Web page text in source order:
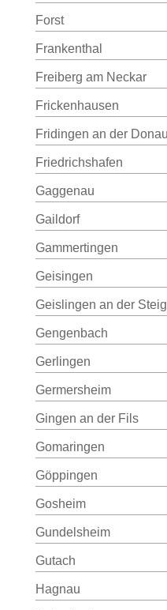
Forst
Frankenthal
Freiberg am Neckar
Frickenhausen
Fridingen an der Donau
Friedrichshafen
Gaggenau
Gaildorf
Gammertingen
Geisingen
Geislingen an der
Gengenbach
Gerlingen
Germersheim
Gingen an der Fils
Gomaringen
Göppingen
Gosheim
Gundelsheim
Gutach
Hagnau